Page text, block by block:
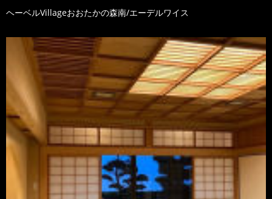
ヘーベルVillageおおたかの森南/エーデルワイス